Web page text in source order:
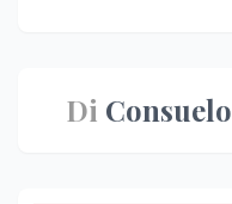
Di Consuelo